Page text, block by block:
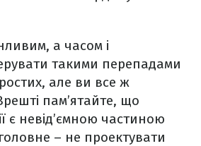
а часом і
такими перепадами
але ви все ж
пам’ятайте, що
є невід’ємною частиною
– не проектувати